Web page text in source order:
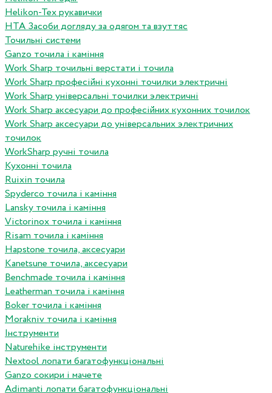
Helikon-Tex рукавички
HTA Засоби догляду за одягом та взуттяс
Точильні системи
Ganzo точила і каміння
Work Sharp точильні верстати і точила
Work Sharp професiйнi кухоннi точилки электричнi
Work Sharp унiверсальнi точилки электричнi
Work Sharp аксесуари до професiйних кухонних точилок
Work Sharp аксесуари до унiверсальних электричних
точилок
WorkSharp ручні точила
Кухонні точила
Ruixin точила
Spyderco точила і каміння
Lansky точила і каміння
Victorinox точила і каміння
Risam точила і каміння
Hapstone точила, аксесуари
Kanetsune точила, аксесуари
Benchmade точила і каміння
Leatherman точила і каміння
Boker точила і каміння
Morakniv точила і каміння
Інструменти
Naturehike інструменти
Nextool лопати багатофункціональні
Ganzo сокири і мачете
Adimanti лопати багатофункціональні